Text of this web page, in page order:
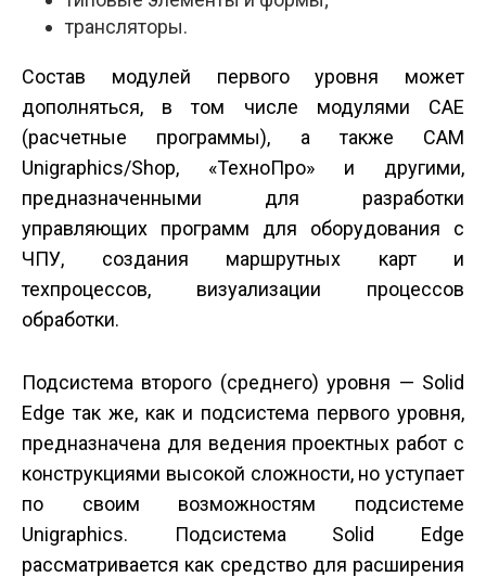
трансляторы.
Состав модулей первого уровня может
дополняться, в том числе модулями CAE
(расчетные программы), а также CAM
Unigraphics/Shop, «ТехноПро» и другими,
предназначенными для разработки
управляющих программ для оборудования с
ЧПУ, создания маршрутных карт и
техпроцессов, визуализации процессов
обработки.
Подсистема второго (среднего) уровня — Solid
Edge так же, как и подсистема первого уровня,
предназначена для ведения проектных работ с
конструкциями высокой сложности, но уступает
по своим возможностям подсистеме
Unigraphics. Подсистема Solid Edge
рассматривается как средство для расширения